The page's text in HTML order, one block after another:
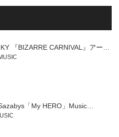
『BIZARRE CARNIVAL』アー…
「My HERO」Music…